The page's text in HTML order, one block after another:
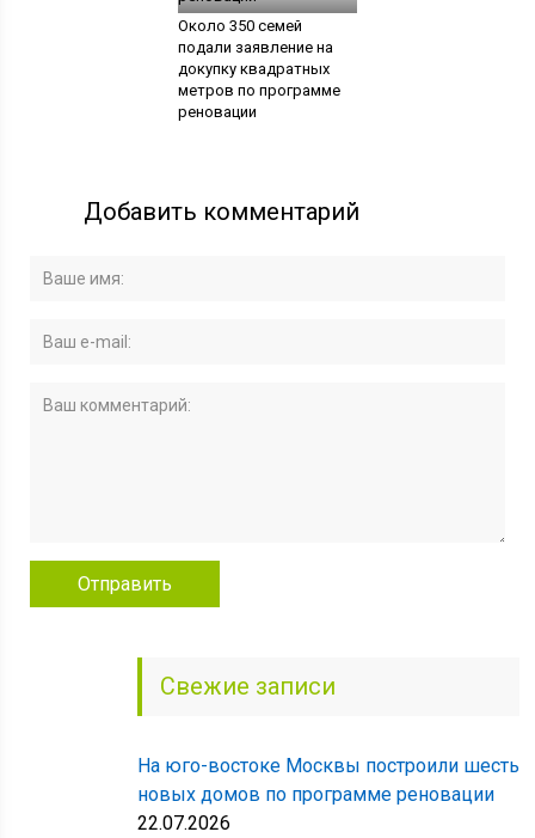
Около 350 семей
подали заявление на
докупку квадратных
метров по программе
реновации
Добавить комментарий
Свежие записи
На юго-востоке Москвы построили шесть
новых домов по программе реновации
22.07.2026